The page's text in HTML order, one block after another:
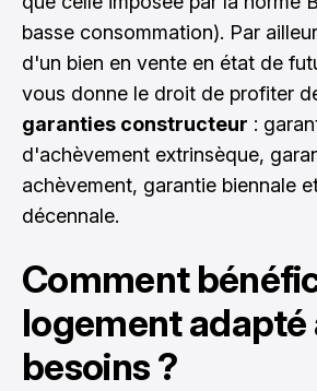
basse consommation). Par
d'un bien en vente en état de
vous donne le droit de profiter
garanties constructeur :
d'achèvement extrinsèque,
achèvement, garantie biennale
décennale.
Comment
logement adapté
besoins ?